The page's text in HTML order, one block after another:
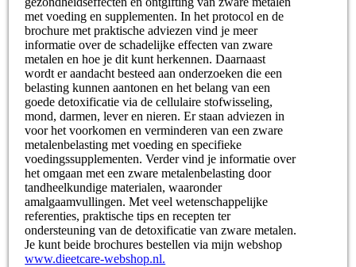
met voeding en supplementen. In het protocol en de
brochure met praktische adviezen vind je meer
informatie over de schadelijke effecten van zware
metalen en hoe je dit kunt herkennen. Daarnaast
wordt er aandacht besteed aan onderzoeken die een
belasting kunnen aantonen en het belang van een
goede detoxificatie via de cellulaire stofwisseling,
mond, darmen, lever en nieren. Er staan adviezen in
voor het voorkomen en verminderen van een zware
metalenbelasting met voeding en specifieke
voedingssupplementen. Verder vind je informatie over
het omgaan met een zware metalenbelasting door
tandheelkundige materialen, waaronder
amalgaamvullingen. Met veel wetenschappelijke
referenties, praktische tips en recepten ter
ondersteuning van de detoxificatie van zware metalen.
Je kunt beide brochures bestellen via mijn webshop
www.dieetcare-webshop.nl.